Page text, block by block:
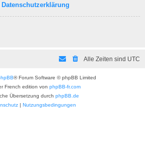
Datenschutzerklärung
Alle Zeiten sind UTC
® Forum Software © phpBB Limited
French edition von phpBB-fr.com
Übersetzung durch phpBB.de
| Nutzungsbedingungen